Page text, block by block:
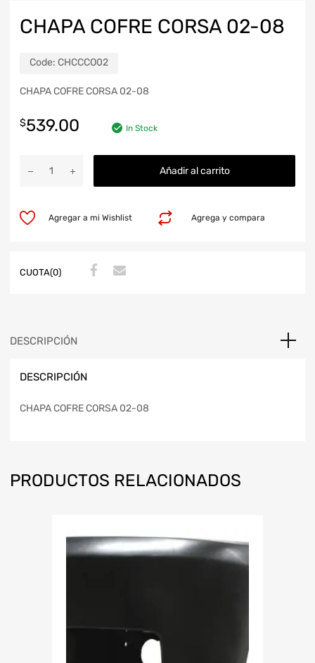
CHAPA COFRE CORSA 02-08
Code: CHCCCO02
CHAPA COFRE CORSA 02-08
$539.00 In Stock
Añadir al carrito
Agrega y compara
Agregar a mi Wishlist
CUOTA(0)
DESCRIPCIÓN
DESCRIPCIÓN
CHAPA COFRE CORSA 02-08
PRODUCTOS RELACIONADOS